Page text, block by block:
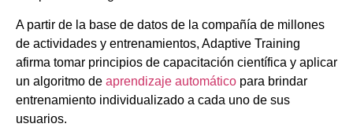
A partir de la base de datos de la compañía de millones
de actividades y entrenamientos, Adaptive Training
afirma tomar principios de capacitación científica y aplicar
un algoritmo de aprendizaje automático para brindar
entrenamiento individualizado a cada uno de sus
usuarios.